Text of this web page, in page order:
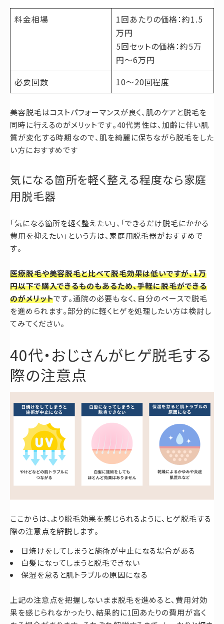
料金相場
1回あたりの価格：約1.5
万円
5回セットの価格：約5万
円〜6万円
必要回数
10～20回程度
美容脱毛はコストパフォーマンスが良く、肌のケアと脱毛を
同時に行えるのがメリットです。40代男性は、加齢に伴い肌
質が変化する時期なので、肌を綺麗に保ちながら脱毛をした
い方におすすめです
気になる箇所を軽く整える程度なら家庭
用脱毛器
「気になる箇所を軽く整えたい」、「できるだけ脱毛にかかる
費用を抑えたい」という方は、家庭用脱毛器がおすすめで
す。
医療脱毛や美容脱毛と比べて脱毛効果は低いですが、1万
円以下で購入できるものもあるため、手軽に脱毛ができる
のがメリットです。通院の必要もなく、自分のペースで脱毛
を進められます。部分的に軽くヒゲを処理したい方は検討し
てみてください。
40代・おじさんがヒゲ脱毛する
際の注意点
ここからは、より脱毛効果を感じられるように、ヒゲ脱毛する
際の注意点を解説します。
日焼けをしてしまうと施術が中止になる場合がある
白髪になってしまうと脱毛できない
保湿を怠ると肌トラブルの原因になる
上記の注意点を把握しないまま脱毛を進めると、費用対効
果を感じられなかったり、結果的に1回あたりの費用が高く